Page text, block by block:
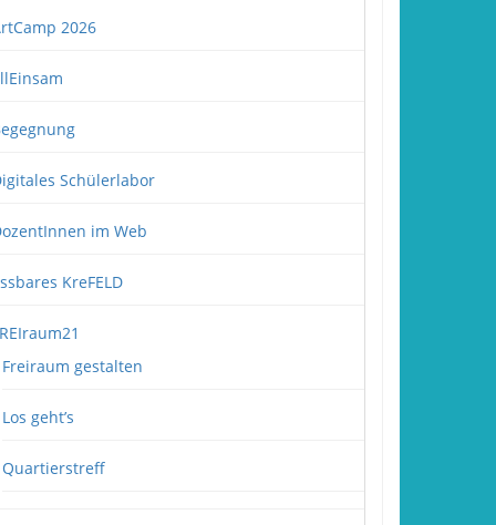
2026
Schülerlabor
im Web
KreFELD
Freiraum gestalten
Los geht’s
Quartierstreff